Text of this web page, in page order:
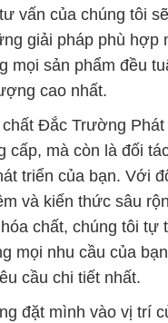
vấn của chúng tôi
giải pháp phù hợp
mọi sản phẩm đều
cao nhất.
Đắc Trường
cấp, mà còn là đối
triển của bạn. Với
và kiến thức sâu
chất, chúng tôi tự
mọi nhu cầu của
cầu chi tiết nhất.
đặt mình vào vị trí